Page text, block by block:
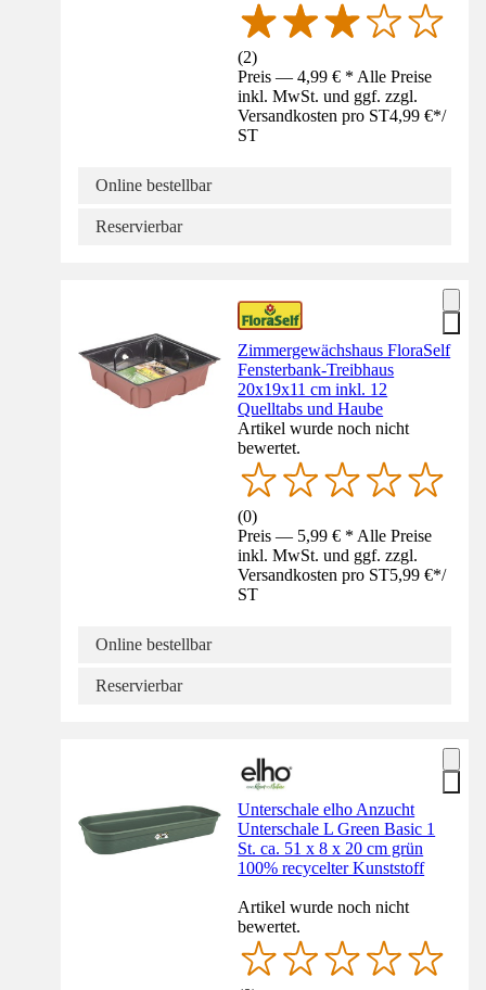
(2)
Preis — 4,99 € * Alle Preise
inkl. MwSt. und ggf. zzgl.
Versandkosten pro ST4,99 €*/
ST
Online bestellbar
Reservierbar
Zimmergewächshaus FloraSelf
Fensterbank-Treibhaus
20x19x11 cm inkl. 12
Quelltabs und Haube
Artikel wurde noch nicht
bewertet.
(0)
Preis — 5,99 € * Alle Preise
inkl. MwSt. und ggf. zzgl.
Versandkosten pro ST5,99 €*/
ST
Online bestellbar
Reservierbar
Unterschale elho Anzucht
Unterschale L Green Basic 1
St. ca. 51 x 8 x 20 cm grün
100% recycelter Kunststoff
Artikel wurde noch nicht
bewertet.